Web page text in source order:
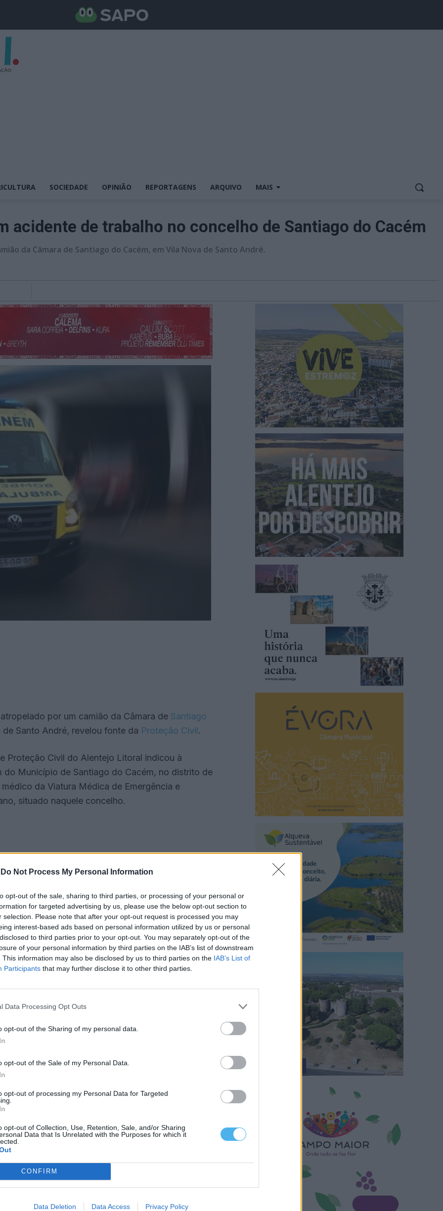
Do Not Process My Personal Information
opt-out of the sale, sharing to third parties, or processing of your personal or
for targeted advertising by us, please use the below opt-out section to
selection. Please note that after your opt-out request is processed you may
interest-based ads based on personal information utilized by us or personal
to third parties prior to your opt-out. You may separately opt-out of the
of your personal information by third parties on the IAB’s list of downstream
This information may also be disclosed by us to third parties on the IAB’s List of
Participants that may further disclose it to other third parties.
Data Processing Opt Outs
opt-out of the Sharing of my personal data.
opt-out of the Sale of my Personal Data.
opt-out of processing my Personal Data for Targeted
opt-out of Collection, Use, Retention, Sale, and/or Sharing
Data that Is Unrelated with the Purposes for which it
CONFIRM
Data Deletion Data Access Privacy Policy
SOCIEDADE OPINIÃO REPORTAGENS ARQUIVO MAIS
acidente de trabalho no concelho de Santiago do Cacém
da Câmara de Santiago do Cacém, em Vila Nova de Santo André.
por um camião da Câmara de Santiago
Santo André, revelou fonte da Proteção Civil.
Proteção Civil do Alentejo Litoral indicou à
Município de Santiago do Cacém, no distrito de
da Viatura Médica de Emergência e
situado naquele concelho.
adiantou a mesma fonte.
às 13:59, segundo o comando sub-regional.
contactada para averiguar as circunstâncias
por nove veículos, dos bombeiros de Santo
– que também acionou uma equipa de
Civil.
no Algarve, que foi posteriormente
DE SANTO ANDRÉ